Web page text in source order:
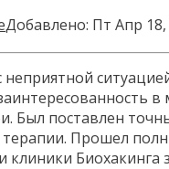
Добавлено: Пт Апр 18,
неприятной
Был поставлен
Прошел
клиники